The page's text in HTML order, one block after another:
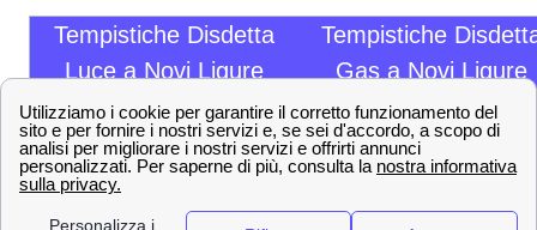
Tempistiche Disdetta
Luce a Novi Ligure
Tempistiche
Gas a Novi Ligure
7giorni lavorativi 9giorni lavorativi
Ecco alcuni consigli per effettuare la
Enel
del contratto Enel a Novi Ligure: Preparare i